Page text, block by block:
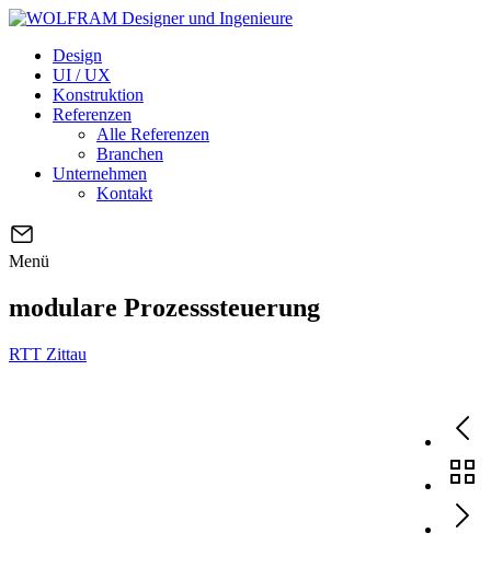
Design
UI / UX
Konstruktion
Referenzen
Alle Referenzen
Branchen
Unternehmen
Kontakt
Menü
modulare Prozesssteuerung
RTT Zittau